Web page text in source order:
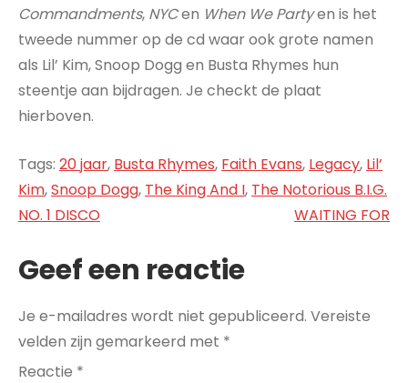
Commandments, NYCen When We Partyen is het
tweede nummer op de cd waar ook grote namen
als Lil’ Kim, Snoop Dogg en Busta Rhymes hun
steentje aan bijdragen. Je checkt de plaat
hierboven.
Tags: 20 jaar, Busta Rhymes, Faith Evans, Legacy, Lil’
Kim,Snoop Dogg, The King And I, The Notorious B.I.G.
Bericht
NO. 1 DISCO WAITING FOR
Geef een reactie
Je e-mailadres wordt niet gepubliceerd. Vereiste
velden zijn gemarkeerd met *
Reactie *